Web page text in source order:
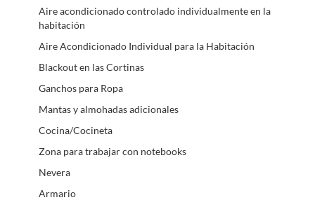
Aire acondicionado controlado individualmente en la
habitación
Aire Acondicionado Individual para la Habitación
Blackout en las Cortinas
Ganchos para Ropa
Mantas y almohadas adicionales
Cocina/Cocineta
Zona para trabajar con notebooks
Nevera
Armario